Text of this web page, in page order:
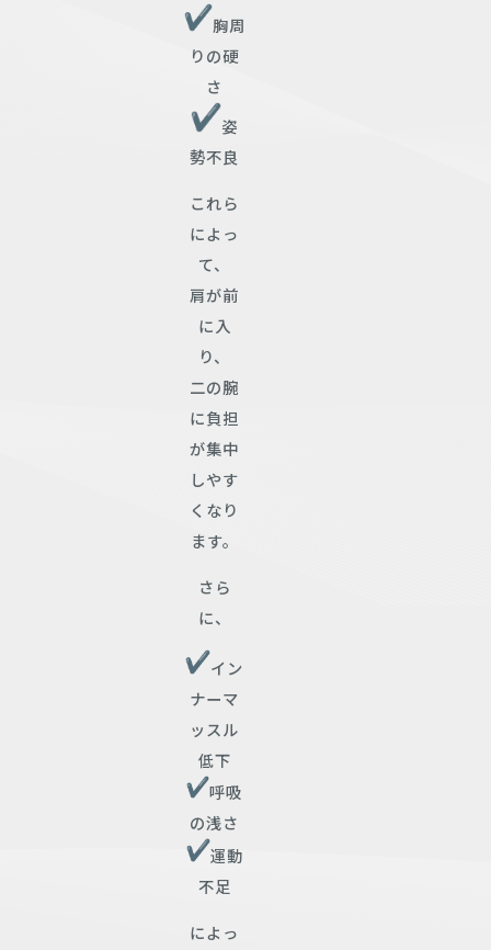
胸周
りの硬
さ
姿
勢不良
これら
によっ
て、
肩が前
に入
り、
二の腕
に負担
が集中
しやす
くなり
ます。
さら
に、
イン
ナーマ
ッスル
低下
呼吸
の浅さ
運動
不足
によっ